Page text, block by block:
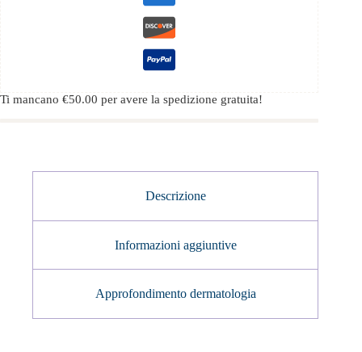
Ti mancano €50.00 per avere la spedizione gratuita!
Descrizione
Informazioni aggiuntive
Approfondimento dermatologia